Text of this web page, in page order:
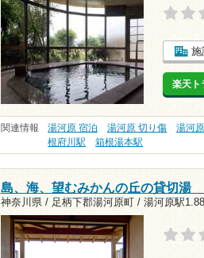
施
楽天ト
関連情報 湯河原 宿泊 湯河原 切り傷 湯河
根府川駅
箱根湯本駅
島、海、望むみかんの丘の貸切湯
神奈川県 / 足柄下郡湯河原町 / 湯河原駅